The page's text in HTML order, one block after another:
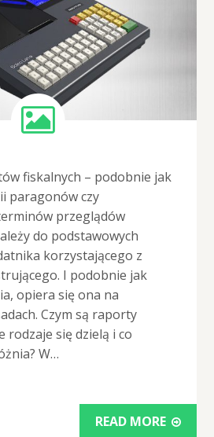
fiskalnych – podobnie jak
paragonów czy
przeglądów
do podstawowych
korzystającego z
I podobnie jak
opiera się ona na
Czym są raporty
rodzaje się dzielą i co
W…
READ MORE